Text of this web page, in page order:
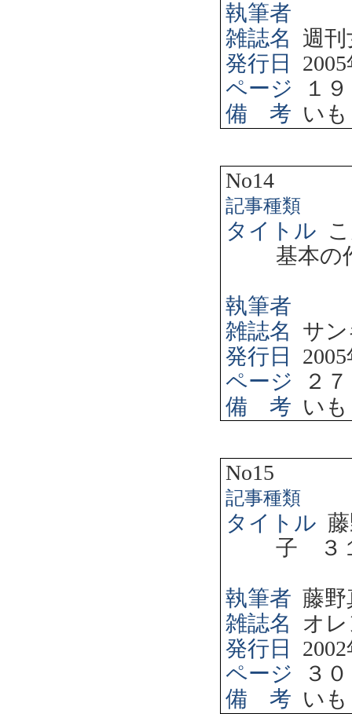
執筆者
雑誌名
週刊
発行日
2005
ページ
１
備 考 い
No14
記事種類
タイトル
基本の
執筆者
雑誌名
サ
発行日
2005
ページ
２
備 考 い
No15
記事種類
タイトル
子 ３
執筆者 藤野
雑誌名
オ
発行日
2002
ページ
３
備 考 い